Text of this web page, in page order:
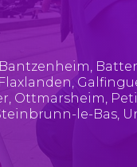
Bantzenheim,
Flaxlanden,
, Ottmarsheim,
le-Bas,